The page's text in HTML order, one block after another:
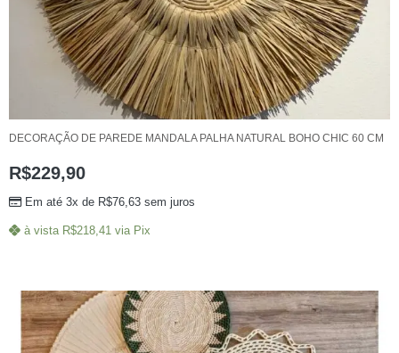
DECORAÇÃO DE PAREDE MANDALA PALHA NATURAL BOHO CHIC 60 CM
R$229,90
Em até 3x de R$76,63 sem juros
à vista R$218,41 via Pix